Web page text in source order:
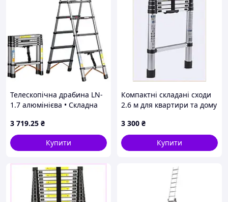
Телескопічна драбина LN-
1.7 алюмінієва • Складна
на 6 сходинок для дому та
ремонту
3 719.25 ₴
Купити
Компактні складані сходи
2.6 м для квартири та дому
3 300 ₴
Купити